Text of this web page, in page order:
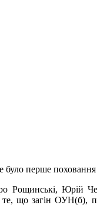
було перше
Рощинські, Юрій
те, що загін ОУН(б),